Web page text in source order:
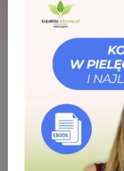
Kosmetyki
w kostce
Mydło